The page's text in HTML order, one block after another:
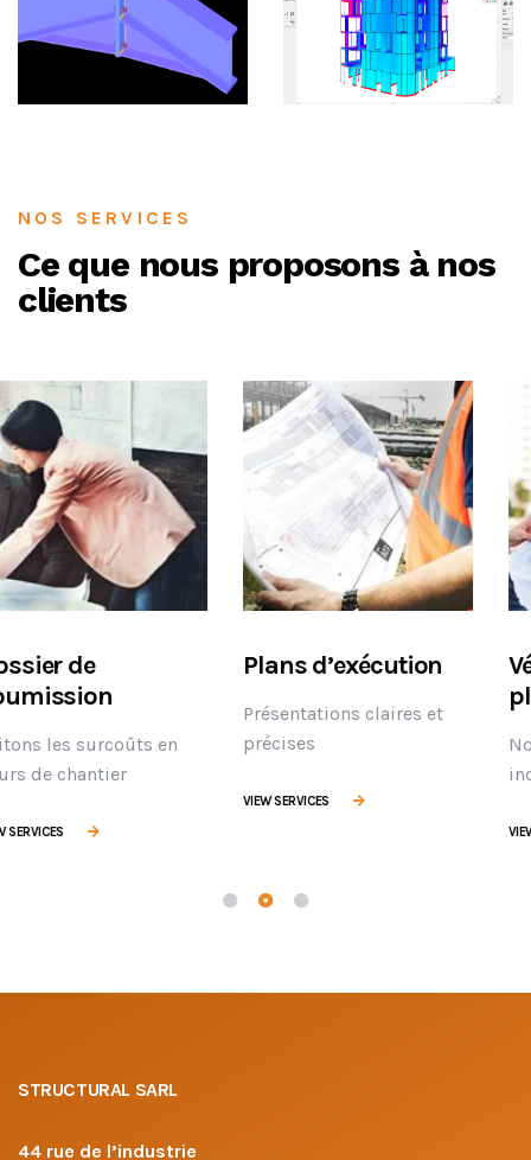
NOS SERVICES
Ce que nous proposons à nos
clients
Plans d’exécution
précises
Vérification des
plans de fabrication
Notre expertise devient
STRUCTURAL SARL
44 rue de l’industrie